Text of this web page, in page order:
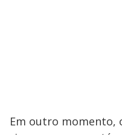
Em outro momento,